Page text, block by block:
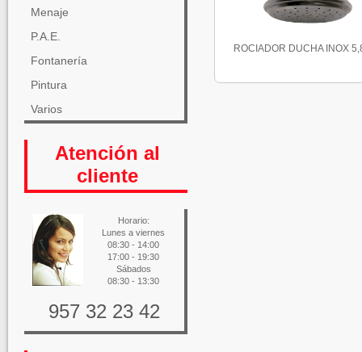
Menaje
P.A.E.
Fontanería
Pintura
Varios
Atención al
cliente
Horario:
Lunes a viernes
08:30 - 14:00
17:00 - 19:30
Sábados
08:30 - 13:30
957 32 23 42
ROCIADOR DUCHA INOX